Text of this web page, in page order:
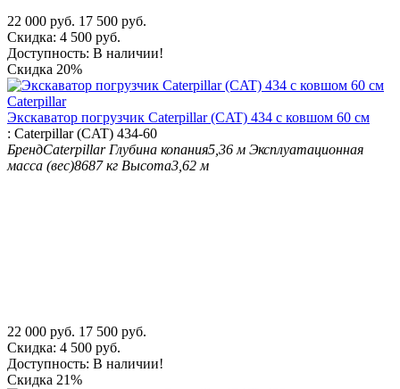
22 000 руб. 17 500 руб.
Скидка: 4 500 руб.
Доступность: В наличии!
Скидка 20%
Экскаватор погрузчик Caterpillar (CAT) 434 с ковшом 60 см
: Caterpillar (CAT) 434-60
БрендCaterpillar Глубина копания5,36 м Эксплуатационная
масса (вес)8687 кг Высота3,62 м
22 000 руб. 17 500 руб.
Скидка: 4 500 руб.
Доступность: В наличии!
Скидка 21%